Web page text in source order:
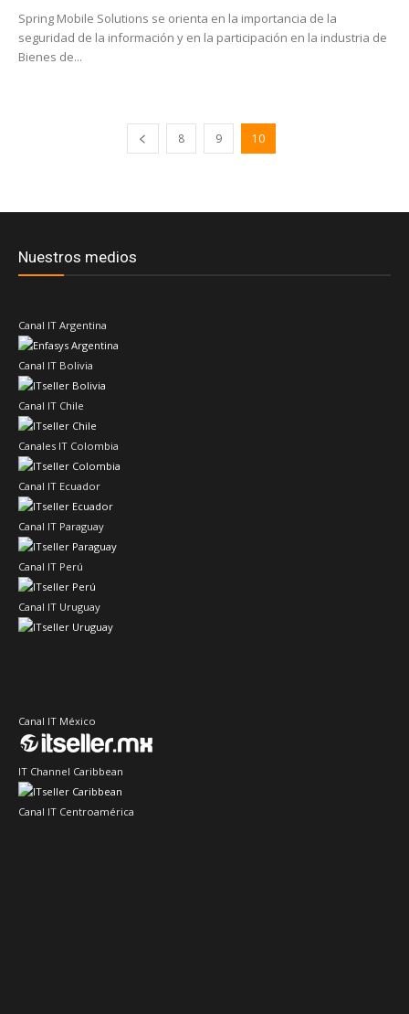
Spring Mobile Solutions se orienta en la importancia de la
seguridad de la información y en la participación en la industria de
Bienes de...
8 9 10
Nuestros medios
Canal IT Argentina
Canal IT Bolivia
Canal IT Chile
Canales IT Colombia
Canal IT Ecuador
Canal IT Paraguay
Canal IT Perú
Canal IT Uruguay
Canal IT México
IT Channel Caribbean
Canal IT Centroamérica